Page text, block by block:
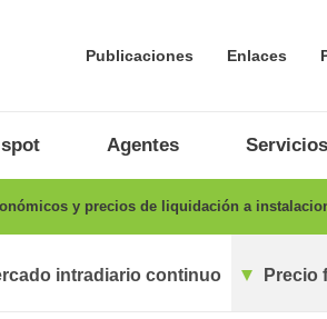
Publicaciones Enlaces
Agentes Servicios
y precios de liquidación a
intradiario continuo Precio